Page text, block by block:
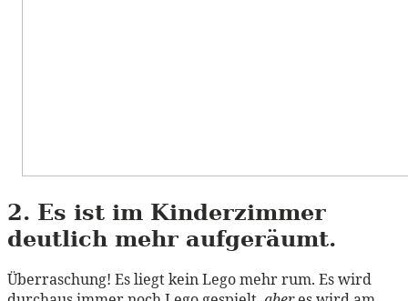
2. Es ist im Kinderzimmer
deutlich mehr aufgeräumt.
Überraschung! Es liegt kein Lego mehr rum. Es wird